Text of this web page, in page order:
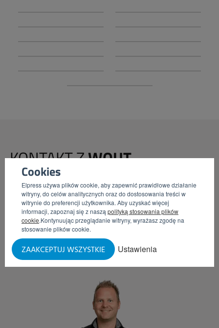
Cookies
Elpress używa plików cookie, aby zapewnić prawidłowe działanie
witryny, do celów analitycznych oraz do dostosowania treści w
witrynie do preferencji użytkownika. Aby uzyskać więcej
informacji, zapoznaj się z naszą polityką stosowania plików
cookie.Kontynuując przeglądanie witryny, wyrażasz zgodę na
stosowanie plików cookie.
Ustawienia
ZAAKCEPTUJ WSZYSTKIE
KONTAKT ZWOUT
Chcesz odbyć niezobowiązującą rozmowę dotyczącą
praktycznych rozwiązań, które możesz wprowadzić w
swoim przedsiębiorstwie? Umów się na spotkanie!
UMÓW SIĘ NA WIZYTĘ